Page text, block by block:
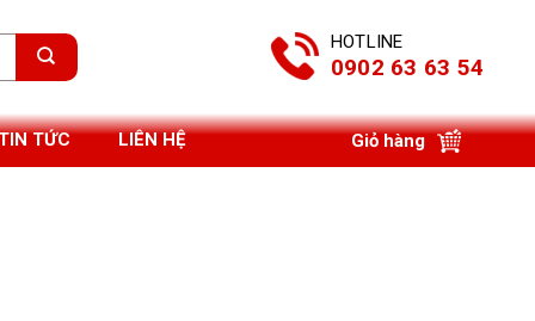
HOTLINE
0902 63 63 54
TỨC LIÊN HỆ Giỏ hàng